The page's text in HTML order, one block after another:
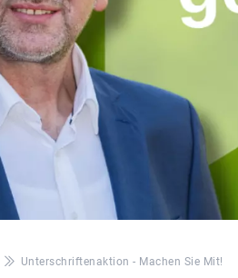
Unterschriftenaktion - Machen Sie Mit!